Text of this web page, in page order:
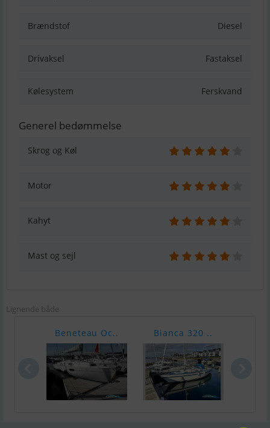
Brændstof Diesel
Drivaksel Fastaksel
Kølesystem Ferskvand
Generel bedømmelse
Skrog og Køl
Motor
Kahyt
Mast og sejl
Lignende både
Beneteau Oc.. Bianca 320 ..